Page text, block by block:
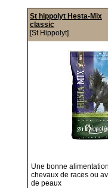
St hippolyt Hesta-Mix
classic
[St Hippolyt]
Une bonne
chevaux de races ou
de peaux